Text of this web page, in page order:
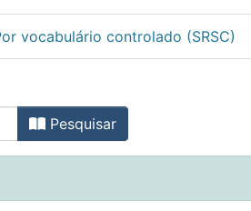
vocabulário controlado (SRSC)
Atas de
Pesquisar